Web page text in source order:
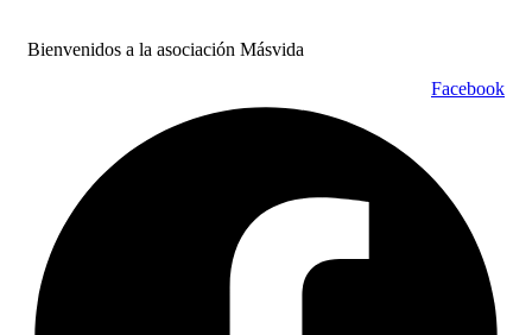
Bienvenidos a la asociación Másvida
Facebook